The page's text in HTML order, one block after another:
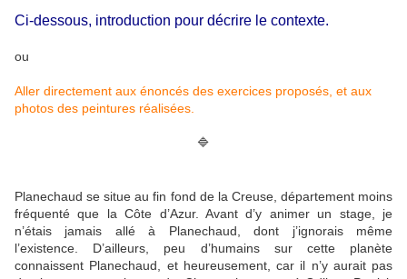
Ci-dessous, introduction pour décrire le contexte.
ou
Aller directement aux énoncés des exercices proposés, et aux
photos des peintures réalisées.
🔷
Planechaud se situe au fin fond de la Creuse, département moins
fréquenté que la Côte d’Azur. Avant d’y animer un stage, je
n’étais jamais allé à Planechaud, dont j’ignorais même
l’existence. D’ailleurs, peu d’humains sur cette planète
connaissent Planechaud, et heureusement, car il n’y aurait pas